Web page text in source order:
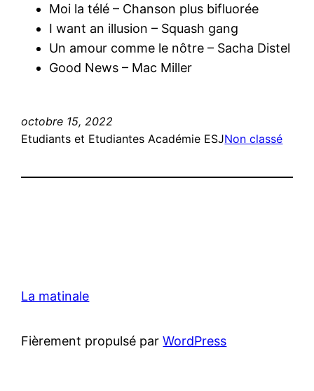
Moi la télé – Chanson plus bifluorée
I want an illusion – Squash gang
Un amour comme le nôtre – Sacha Distel
Good News – Mac Miller
octobre 15, 2022
Etudiants et Etudiantes Académie ESJNon classé
La matinale
Fièrement propulsé parWordPress